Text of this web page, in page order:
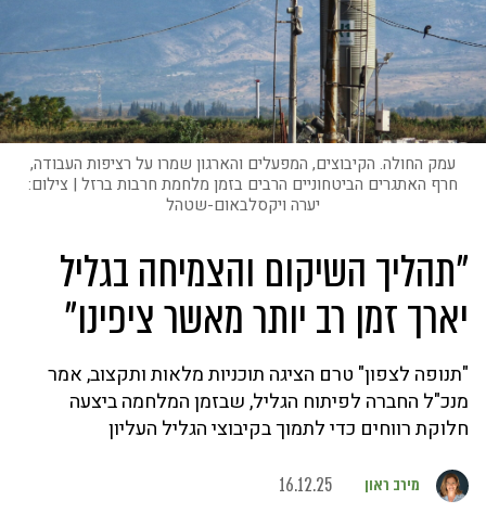
עמק החולה. הקיבוצים, המפעלים והארגון שמרו על רציפות העבודה,
חרף האתגרים הביטחוניים הרבים בזמן מלחמת חרבות ברזל | צילום:
יערה ויקסלבאום-שטהל
"תהליך השיקום והצמיחה בגליל
יארך זמן רב יותר מאשר ציפינו"
"תנופה לצפון" טרם הציגה תוכניות מלאות ותקצוב, אמר
מנכ"ל החברה לפיתוח הגליל, שבזמן המלחמה ביצעה
חלוקת רווחים כדי לתמוך בקיבוצי הגליל העליון
מירב ראון 16.12.25